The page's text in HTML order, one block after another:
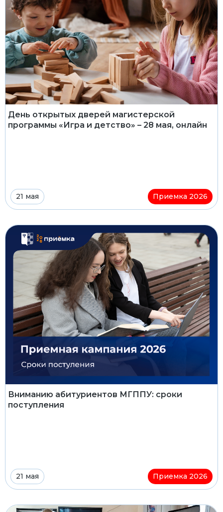
День открытых дверей магистерской
программы «Игра и детство» – 28 мая, онлайн
21 мая Приемка 2026
Вниманию абитуриентов МГППУ: сроки
поступления
21 мая Приемка 2026